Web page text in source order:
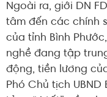
Ngoài ra, giới DN
tâm đến các chính
của tỉnh Bình
nghề đang tập
động, tiền lương
Phó Chủ tịch UBND